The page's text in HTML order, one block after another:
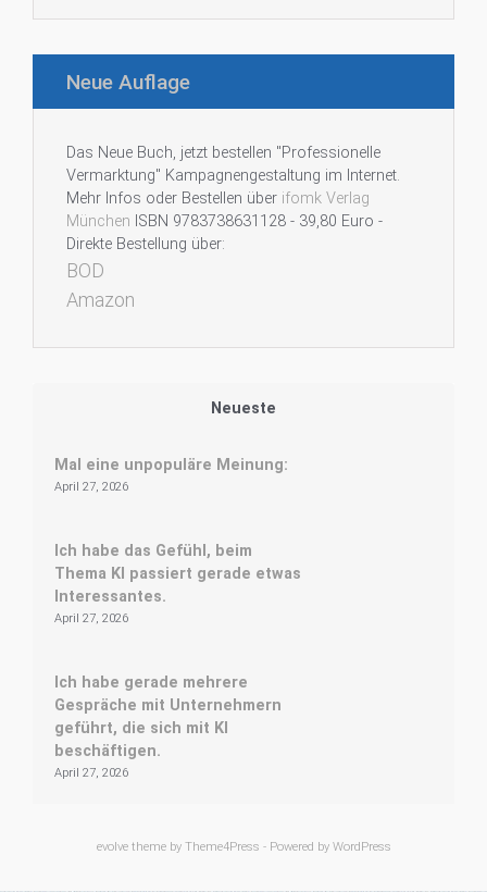
Neue Auflage
Das Neue Buch, jetzt bestellen "Professionelle
Vermarktung" Kampagnengestaltung im Internet.
Mehr Infos oder Bestellen über ifomk Verlag
München ISBN 9783738631128 - 39,80 Euro -
Direkte Bestellung über:
BOD
Amazon
Neueste
Mal eine unpopuläre Meinung:
April 27, 2026
Ich habe das Gefühl, beim
Thema KI passiert gerade etwas
Interessantes.
April 27, 2026
Ich habe gerade mehrere
Gespräche mit Unternehmern
geführt, die sich mit KI
beschäftigen.
April 27, 2026
evolvetheme by Theme4Press - Powered by WordPress